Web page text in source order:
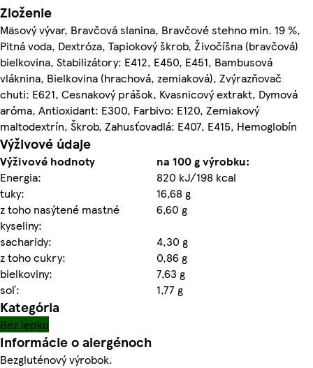
Zloženie
Mäsový vývar, Bravčová slanina, Bravčové stehno min. 19 %,
Pitná voda, Dextróza, Tapiokový škrob, Živočíšna (bravčová)
bielkovina, Stabilizátory: E412, E450, E451, Bambusová
vláknina, Bielkovina (hrachová, zemiaková), Zvýrazňovač
chuti: E621, Cesnakový prášok, Kvasnicový extrakt, Dymová
aróma, Antioxidant: E300, Farbivo: E120, Zemiakový
maltodextrín, Škrob, Zahusťovadlá: E407, E415, Hemoglobín
Výživové údaje
Výživové hodnoty
na 100 g výrobku:
Energia:
820 kJ/198 kcal
tuky:
16,68 g
z toho nasýtené mastné
kyseliny:
6,60 g
sacharidy:
4,30 g
z toho cukry:
0,86 g
bielkoviny:
7,63 g
soľ:
1,77 g
Kategória
Bez lepku
Informácie o alergénoch
Bezgluténový výrobok.